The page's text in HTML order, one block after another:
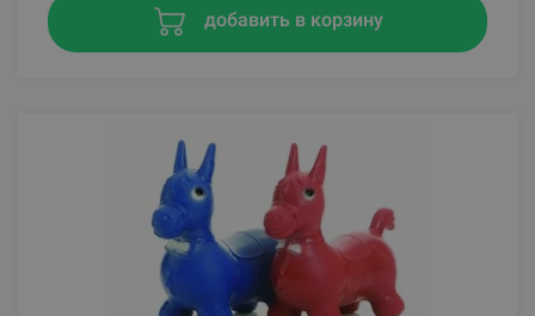
добавить в корзину